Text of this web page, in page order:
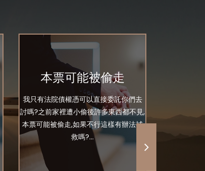
本票可能被偷走
我只有法院債權憑可以直接委託你們去
討嗎?之前家裡遭小偷後許多東西都不見,
本票可能被偷走,如果不行這樣有辦法補
救嗎?...